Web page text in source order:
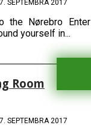
SEPTEMBRA 2017
the Nørebro
yourself in...
Room
SEPTEMBRA 2017